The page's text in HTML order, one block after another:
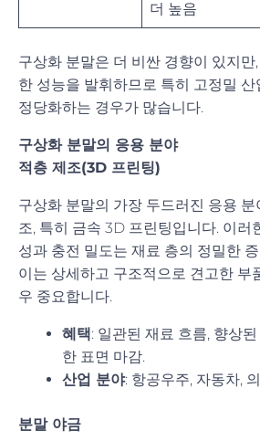
더 높음
구상화 분말은 더 비싼 경향이 있지
한 성능을 발휘하므로 특히 고정밀
정당화하는 경우가 많습니다.
구상화 분말의 응용 분야
적층 제조(3D 프린팅)
구상화 분말의 가장 두드러진 응용
조, 특히 금속 3D 프린팅입니다. 이러
성과 충전 밀도는 재료 층의 정밀한
이는 상세하고 구조적으로 견고한 부
우 중요합니다.
혜택: 일관된 재료 흐름, 향상
한 표면 마감.
산업 분야: 항공우주, 자동차,
분말 야금